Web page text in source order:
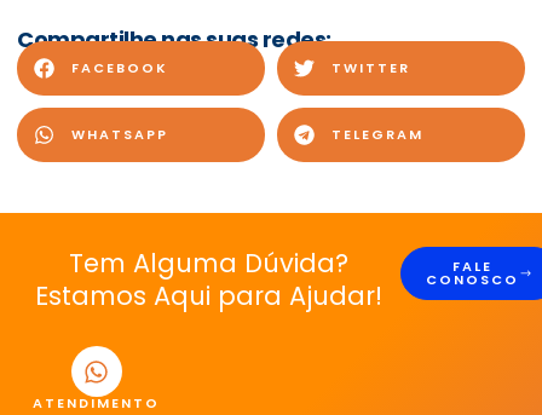
Compartilhe nas suas redes:
FACEBOOK TWITTER
WHATSAPP TELEGRAM
Tem Alguma Dúvida?
Estamos Aqui para Ajudar!
FALE
CONOSCO
ATENDIMENTO